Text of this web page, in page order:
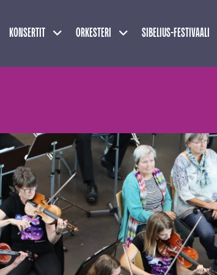
KONSERTIT Näytä alasivut
ORKESTERI Näytä alasivut
SIBELIUS-FESTIVAALI